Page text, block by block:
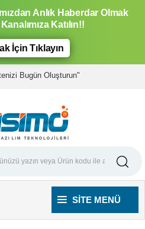
Anlık Haberdar Olmak
Katılın!!
İçin Tıklayın
Bugün Oluşturun"
SITE MENÜ